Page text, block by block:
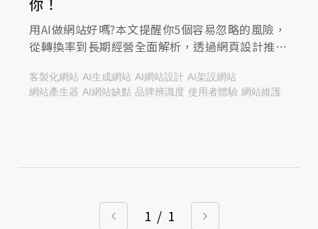
你！
用AI做網站好嗎?本文提醒你5個容易忽略的風險，
從轉換率到長期經營全面解析，透過網頁設計推薦
客製化網站 AI生成網站 AI網站設計 AI架設網站
網站產生器 AI網站缺點 品牌辨識度 使用者體驗 網站維護
1 / 1